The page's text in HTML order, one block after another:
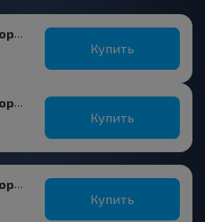
Пасека, Стародорожский р-н МИНСКАЯ ОБЛ. Беларусь
Купить
Пасека, Стародорожский р-н МИНСКАЯ ОБЛ. Беларусь
Купить
Пасека, Стародорожский р-н МИНСКАЯ ОБЛ. Беларусь
Купить